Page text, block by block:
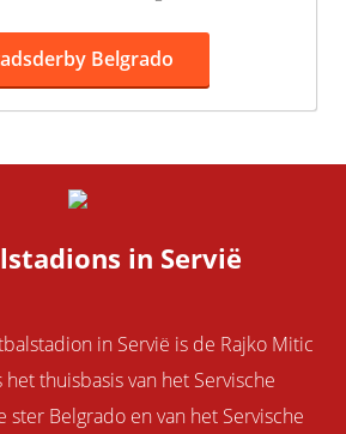
Belgrado
in Servië
in Servië is de Rajko Mitic
thuisbasis van het Servische
ster Belgrado en van het Servische